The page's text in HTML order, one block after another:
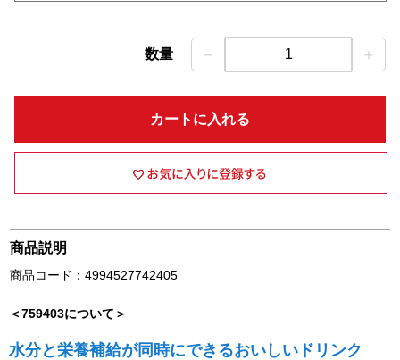
数量 － 1 ＋
カートに入れる
商品説明
商品コード：4994527742405
＜759403について＞
水分と栄養補給が同時にできるおいしいドリンク